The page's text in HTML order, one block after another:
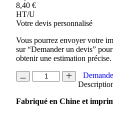
8,40 €
HT/U
Votre devis personnalisé
Vous pourrez envoyer votre
sur “Demander un devis”
obtenir une estimation précise.
quantité
de
5000MAH
Fabriqué en Chine et